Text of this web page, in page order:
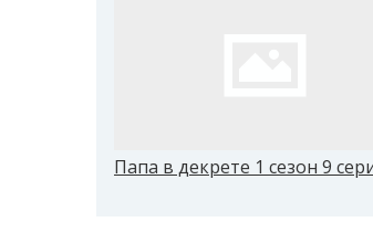
Папа в декрете 1 сезон 9